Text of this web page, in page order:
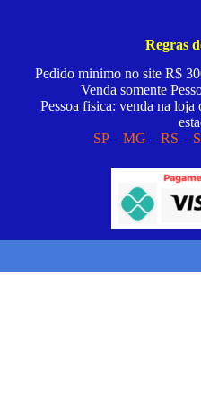
Regras
Pedido minimo no site R$
Venda somente
Pessoa fisica: venda na loja
SP – MG – RS –